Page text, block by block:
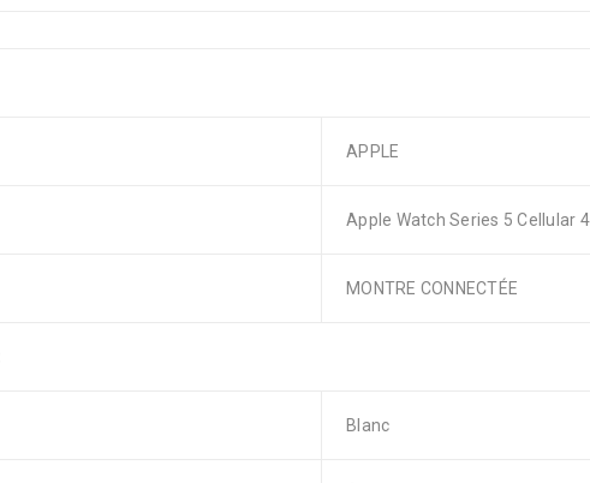
APPLE
Apple Watch Series 5 Cellular
MONTRE CONNECTÉE
Blanc